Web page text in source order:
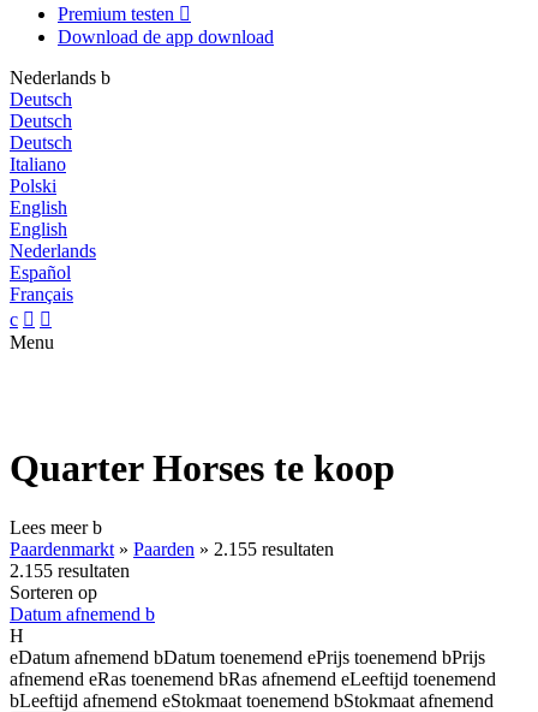
Premium testen 
Download de app download
Nederlands b
Deutsch
Deutsch
Deutsch
Italiano
Polski
English
English
Nederlands
Español
Français
c  
Menu
Quarter Horses te koop
Lees meerb
Paardenmarkt » Paarden » 2.155 resultaten
2.155 resultaten
Sorteren op
Datum afnemend b
H
eDatum afnemend bDatum toenemend ePrijs toenemend bPrijs
afnemend eRas toenemend bRas afnemend eLeeftijd toenemend
bLeeftijd afnemend eStokmaat toenemend bStokmaat afnemend